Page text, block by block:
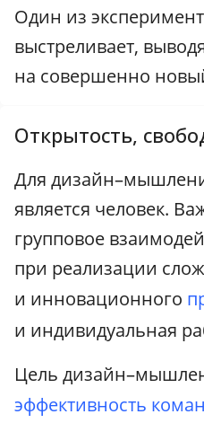
Один из
выстреливает,
на совершенно
Открытость,
Для
является человек.
групповое
при реализации
и инновационного
и индивидуальная
Цель
эффективность